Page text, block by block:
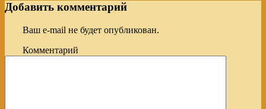
Добавить комментарий
Ваш e-mail не будет опубликован.
Комментарий